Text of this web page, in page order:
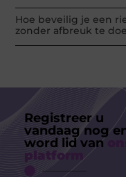
Hoe beveilig je een
zonder afbreuk te
Registreer u
vandaag nog
word lid van
platform